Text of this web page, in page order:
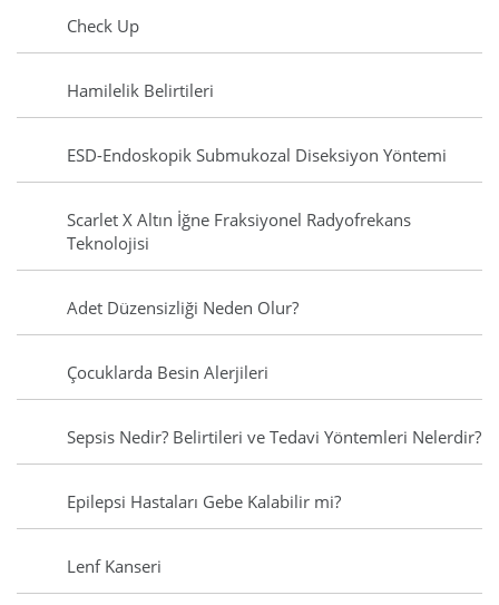
Check Up
Hamilelik Belirtileri
ESD-Endoskopik Submukozal Diseksiyon Yöntemi
Scarlet X Altın İğne Fraksiyonel Radyofrekans
Teknolojisi
Adet Düzensizliği Neden Olur?
Çocuklarda Besin Alerjileri
Sepsis Nedir? Belirtileri ve Tedavi Yöntemleri Nelerdir?
Epilepsi Hastaları Gebe Kalabilir mi?
Lenf Kanseri